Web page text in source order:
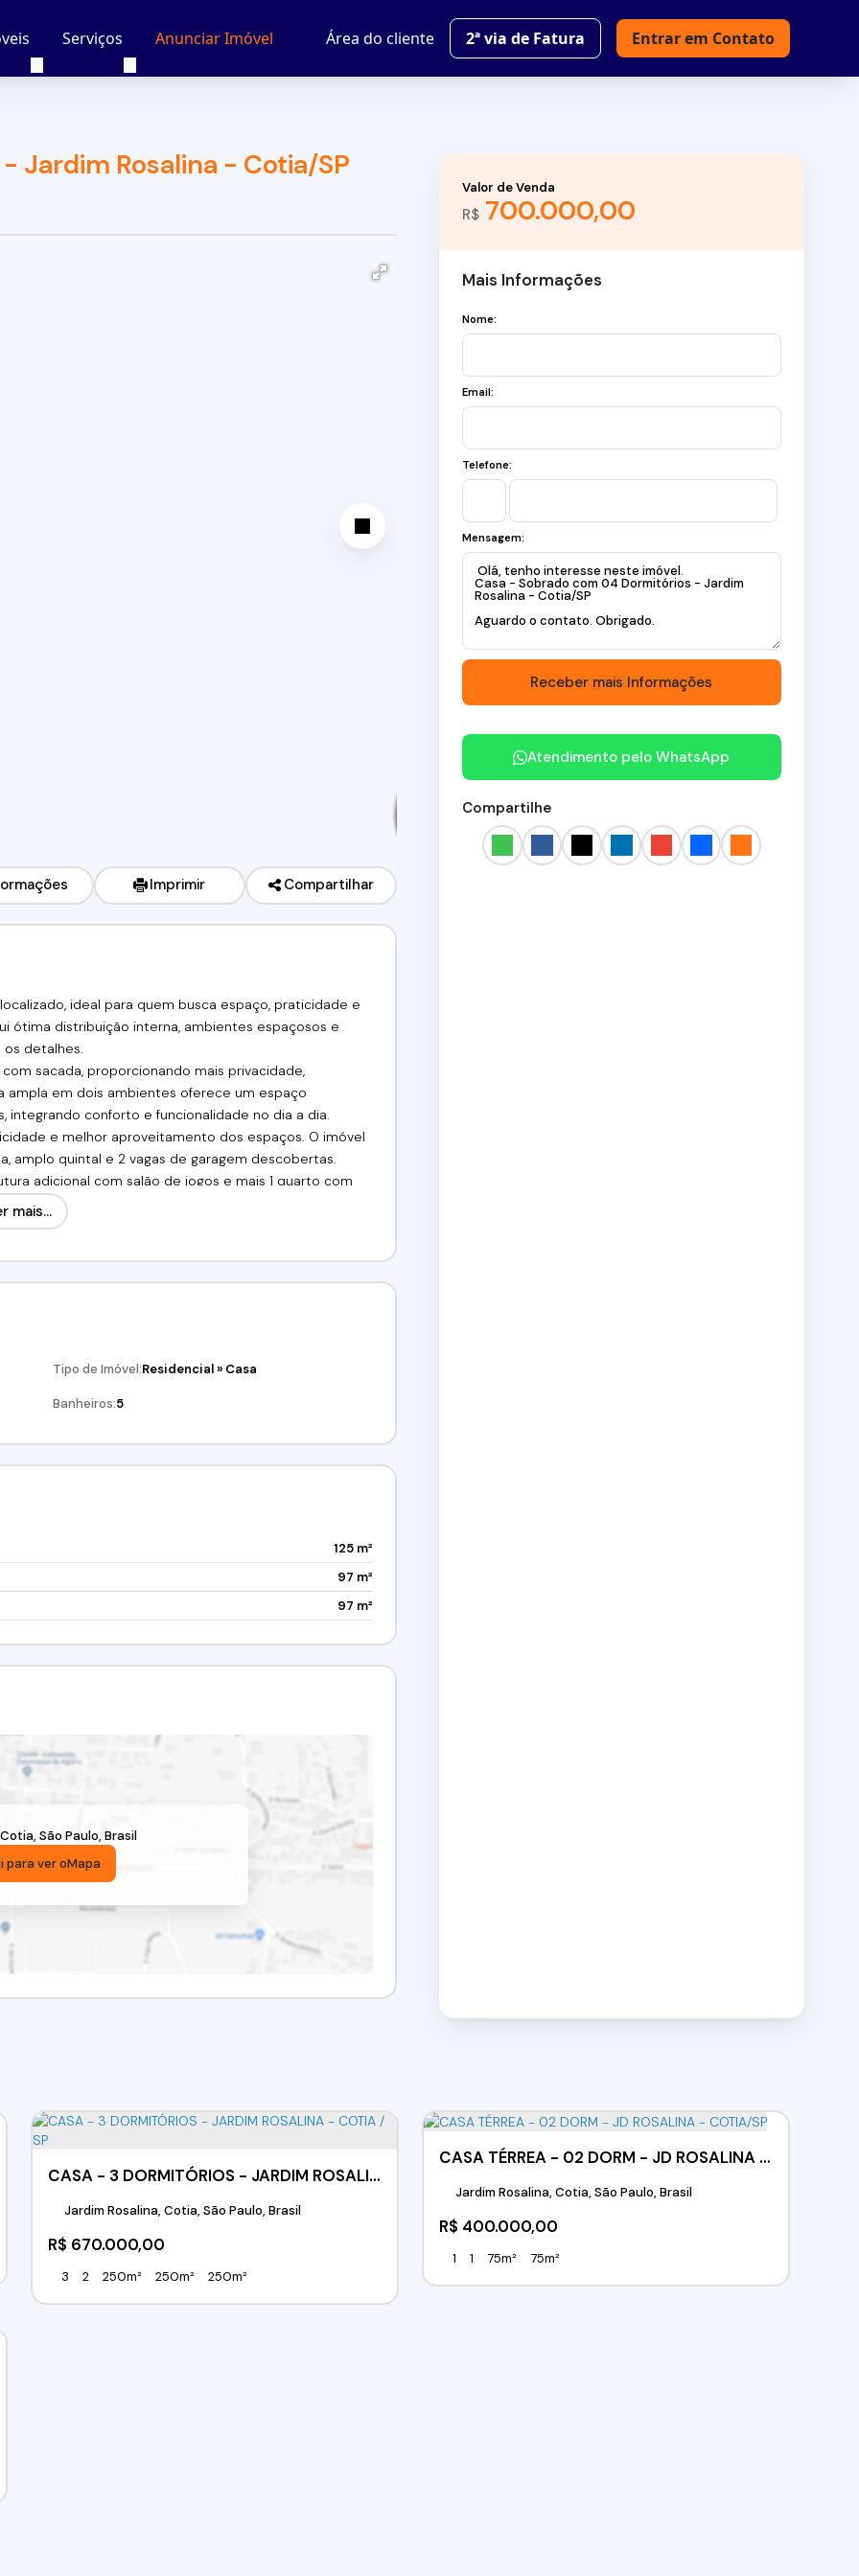
Entrar em Contato
2ª via de Fatura
Área do cliente
Anunciar Imóvel
Serviços
Jardim Rosalina - Cotia/SP
Imprimir Compartilhar
ideal para quem busca espaço, praticidade e
ótima distribuição interna, ambientes espaçosos e
detalhes.
sacada, proporcionando mais privacidade,
ampla em dois ambientes oferece um espaço
integrando conforto e funcionalidade no dia a dia.
e melhor aproveitamento dos espaços. O imóvel
amplo quintal e 2 vagas de garagem descobertas.
adicional com salão de jogos e mais 1 quarto com
hóspedes ou até mesmo um ambiente
mais...
Tipo de Imóvel:Residencial» Casa
Banheiros:5
125 m²
97 m²
97 m²
Cotia, São Paulo, Brasil
para ver oMapa
R$700.000,00
Valor de Venda
Mais Informações
Nome:
Email:
Telefone:
Mensagem:
Atendimento peloWhatsApp
Compartilhe
CASA - 3 DORMITÓRIOS - JARDIM ROSALINA - COTIA / SP
R$ 670.000,00
Jardim Rosalina, Cotia, São Paulo, Brasil
3 2 250m² 250m² 250m²
CASA TÉRREA - 02 DORM - JD ROSALINA - COTIA/SP
R$ 400.000,00
Jardim Rosalina, Cotia, São Paulo, Brasil
1 1 75m² 75m²